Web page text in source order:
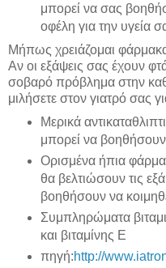
μπορεί να σας
οφέλη για την υγεία
Μήπως χρειάζομαι
Αν οι εξάψεις σας έχουν
σοβαρό πρόβλημα στην
μιλήσετε στον γιατρό σας
Μερικά
μπορεί να
Ορισμένα ήπια
θα βελτιώσουν τις
βοηθήσουν να
Συμπληρώματα
και βιταμίνης Ε
πηγή:http://